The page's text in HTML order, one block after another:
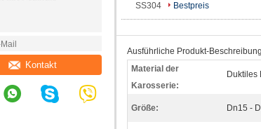
Kontakt
SS304
Bestpreis
Ausführliche Produkt-Beschreibung
Material der
Karosserie:
Duktiles
Größe: Dn15 -